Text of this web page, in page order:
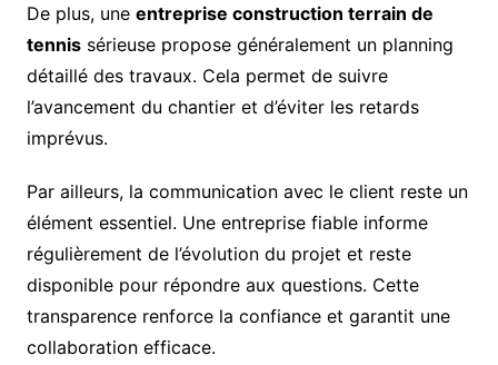
De plus, une entreprise construction terrain de
tennissérieuse propose généralement un planning
détaillé des travaux. Cela permet de suivre
l’avancement du chantier et d’éviter les retards
imprévus.
Par ailleurs, la communication avec le client reste un
élément essentiel. Une entreprise fiable informe
régulièrement de l’évolution du projet et reste
disponible pour répondre aux questions. Cette
transparence renforce la confiance et garantit une
collaboration efficace.